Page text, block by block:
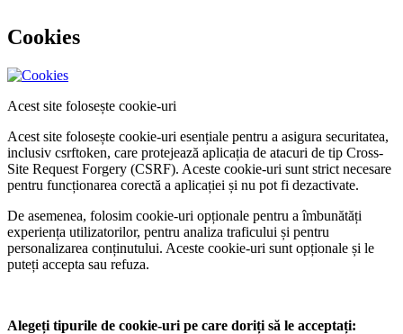
Cookies
Acest site folosește cookie-uri
Acest site folosește cookie-uri esențiale pentru a asigura securitatea,
inclusiv csrftoken, care protejează aplicația de atacuri de tip Cross-
Site Request Forgery (CSRF). Aceste cookie-uri sunt strict necesare
pentru funcționarea corectă a aplicației și nu pot fi dezactivate.
De asemenea, folosim cookie-uri opționale pentru a îmbunătăți
experiența utilizatorilor, pentru analiza traficului și pentru
personalizarea conținutului. Aceste cookie-uri sunt opționale și le
puteți accepta sau refuza.
Alegeți tipurile de cookie-uri pe care doriți să le acceptați: